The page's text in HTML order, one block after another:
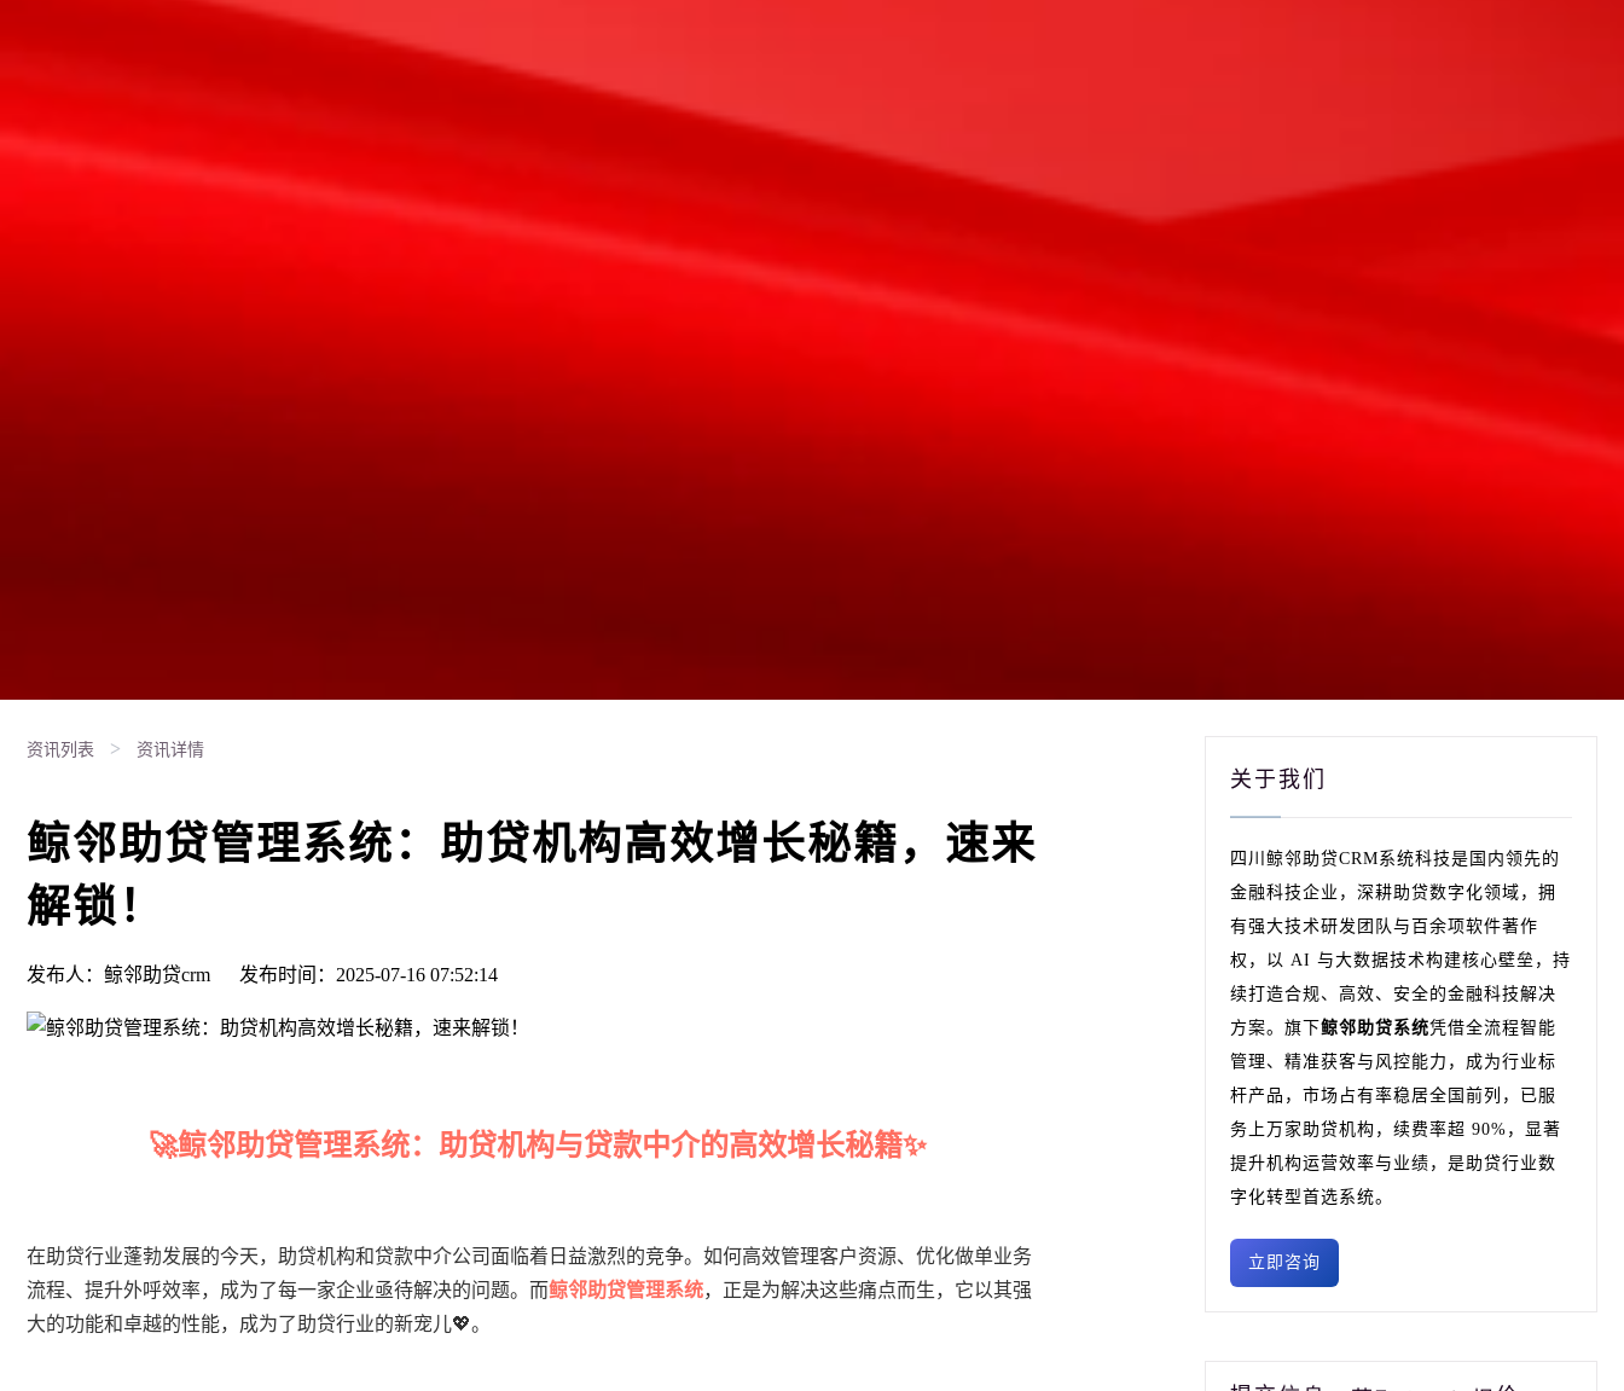
资讯列表 > 资讯详情
鲸邻助贷管理系统：助贷机构高效增长秘籍，速来
解锁！
发布人：鲸邻助贷crm 发布时间：2025-07-16 07:52:14
🚀鲸邻助贷管理系统：助贷机构与贷款中介的高效增长秘籍✨
在助贷行业蓬勃发展的今天，助贷机构和贷款中介公司面临着日益激烈的竞争。如何高效管理客户资源、优化做单业务
流程、提升外呼效率，成为了每一家企业亟待解决的问题。而鲸邻助贷管理系统，正是为解决这些痛点而生，它以其强
大的功能和卓越的性能，成为了助贷行业的新宠儿💖。
关于我们
四川鲸邻助贷CRM系统科技是国内领先的
金融科技企业，深耕助贷数字化领域，拥
有强大技术研发团队与百余项软件著作
权，以 AI 与大数据技术构建核心壁垒，持
续打造合规、高效、安全的金融科技解决
方案。旗下鲸邻助贷系统凭借全流程智能
管理、精准获客与风控能力，成为行业标
杆产品，市场占有率稳居全国前列，已服
务上万家助贷机构，续费率超 90%，显著
提升机构运营效率与业绩，是助贷行业数
字化转型首选系统。
立即咨询